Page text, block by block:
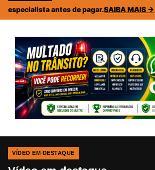
especialista antes de pagar.SAIBA MAIS →
VÍDEO EM DESTAQUE